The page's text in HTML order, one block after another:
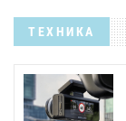
ТЕХНИКА